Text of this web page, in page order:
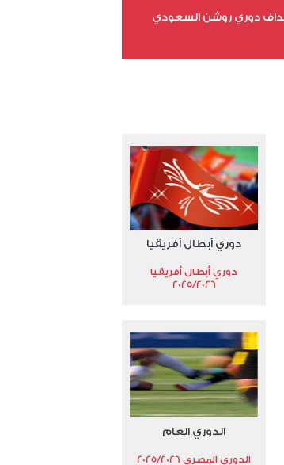
دوري روشن السعودي
دوري أبطال أفريقيا
دوري أبطال أفريقيا
2025/2026
الدوري العام
الدوري المصري 2025/2026